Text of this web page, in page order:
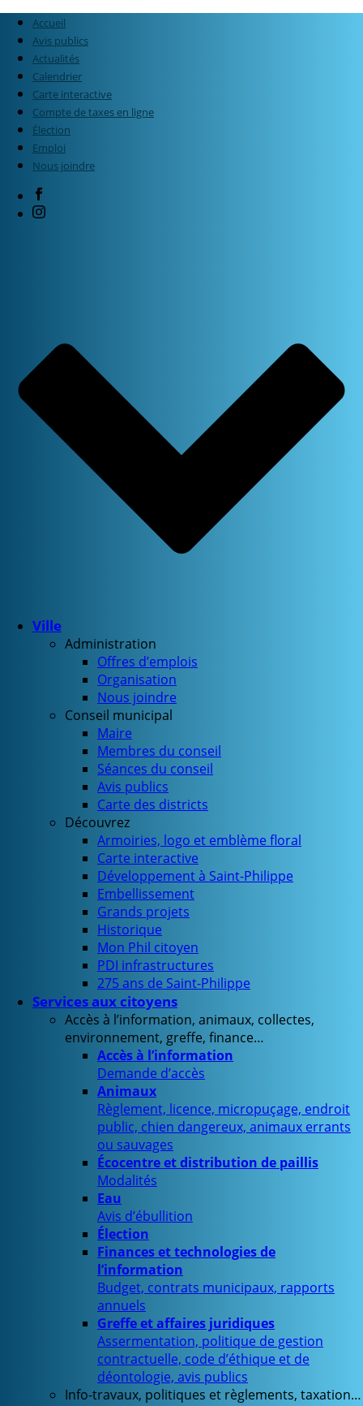
Accueil
Avis publics
Actualités
Calendrier
Carte interactive
Compte de taxes en ligne
Élection
Emploi
Nous joindre
Ville
Administration
Offres d’emplois
Organisation
Nous joindre
Conseil municipal
Maire
Membres du conseil
Séances du conseil
Avis publics
Carte des districts
Découvrez
Armoiries, logo et emblème floral
Carte interactive
Développement à Saint-Philippe
Embellissement
Grands projets
Historique
Mon Phil citoyen
PDI infrastructures
275 ans de Saint-Philippe
Services aux citoyens
Accès à l’information, animaux, collectes,
environnement, greffe, finance…
Accès à l’information
Demande d’accès
Animaux
Règlement, licence, micropuçage, endroit
public, chien dangereux, animaux errants
ou sauvages
Écocentre et distribution de paillis
Modalités
Eau
Avis d’ébullition
Élection
Finances et technologies de
l’information
Budget, contrats municipaux, rapports
annuels
Greffe et affaires juridiques
Assermentation, politique de gestion
contractuelle, code d’éthique et de
déontologie, avis publics
Info-travaux, politiques et règlements, taxation…